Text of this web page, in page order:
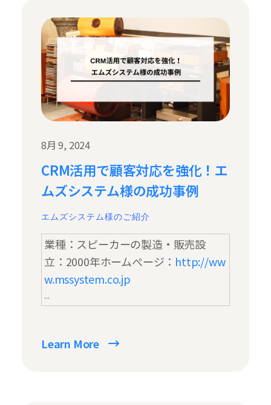
8月 9, 2024
CRM活用で顧客対応を強化！エ
ムズシステム様の成功事例
エムズシステム様のご紹介
業種：スピーカーの製造・販売設
立：2000年ホームぺージ： http://ww
w.mssystem.co.jp
...
Learn More